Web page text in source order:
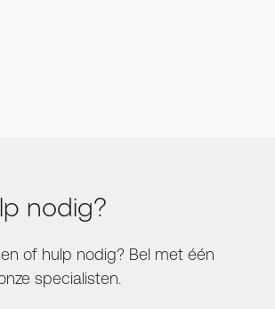
nodig?
of hulp nodig? Bel met één
specialisten.